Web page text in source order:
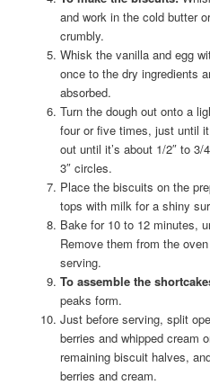
and work in the cold butter
crumbly.
Whisk the vanilla and egg
once to the dry ingredients
absorbed.
Turn the dough out onto a
four or five times, just until
out until it’s about 1/2″ to
3″ circles.
Place the biscuits on the
tops with milk for a shiny
Bake for 10 to 12 minutes,
Remove them from the
serving.
To assemble the
peaks form.
Just before serving, split
berries and whipped cream
remaining biscuit halves,
berries and cream.